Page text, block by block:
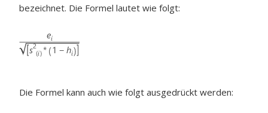
bezeichnet. Die Formel lautet wie folgt:
Die Formel kann auch wie folgt ausgedrückt werden: